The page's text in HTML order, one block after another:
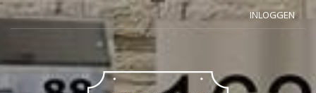
INLOGGEN